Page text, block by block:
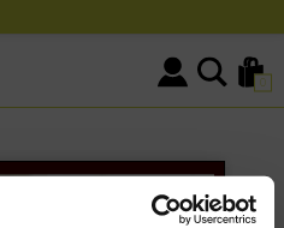
0